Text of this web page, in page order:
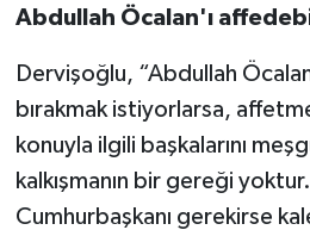
Abdullah Öcalan'ı
Dervişoğlu, “Abdullah
bırakmak istiyorlarsa,
konuyla ilgili başkalarını
kalkışmanın bir gereği yoktur.
Cumhurbaşkanı gerekirse